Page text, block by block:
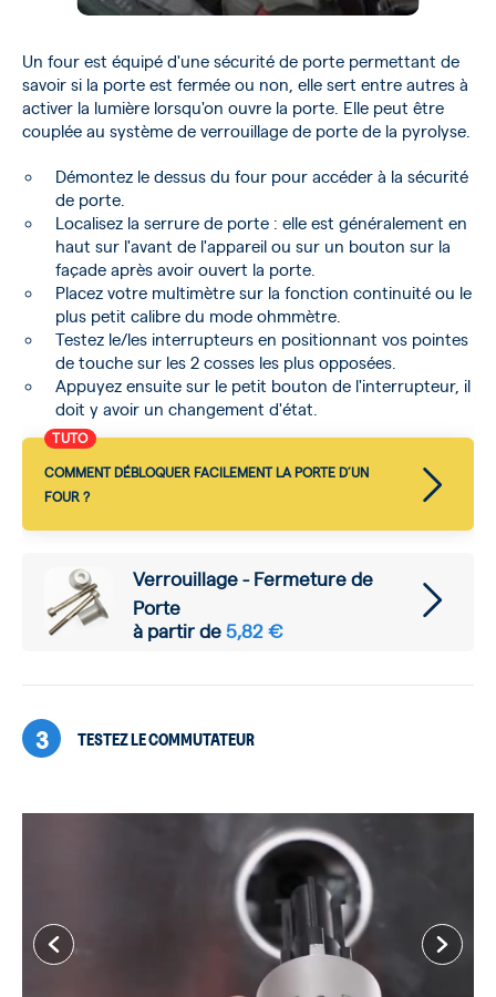
Un four est équipé d'une sécurité de porte permettant de
savoir si la porte est fermée ou non, elle sert entre autres à
activer la lumière lorsqu'on ouvre la porte. Elle peut être
couplée au système de verrouillage de porte de la pyrolyse.
Démontez le dessus du four pour accéder à la sécurité
de porte.
Localisez la serrure de porte : elle est généralement en
haut sur l'avant de l'appareil ou sur un bouton sur la
façade après avoir ouvert la porte.
Placez votre multimètre sur la fonction continuité ou le
plus petit calibre du mode ohmmètre.
Testez le/les interrupteurs en positionnant vos pointes
de touche sur les 2 cosses les plus opposées.
Appuyez ensuite sur le petit bouton de l'interrupteur, il
doit y avoir un changement d'état.
Verrouillage - Fermeture de
Porte
à partir de5,82 €
COMMENT DÉBLOQUER FACILEMENT LA PORTE D’UN
FOUR ?
TUTO
3 TESTEZ LE COMMUTATEUR